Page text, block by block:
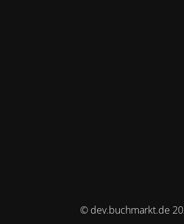
© dev.buchmarkt.de